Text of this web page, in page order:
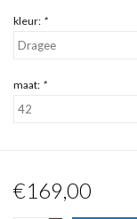
kleur: *
maat: *
€169,00